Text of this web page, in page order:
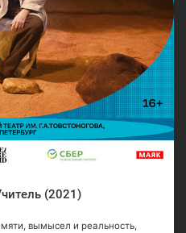
(2021)
вымысел и реальность,